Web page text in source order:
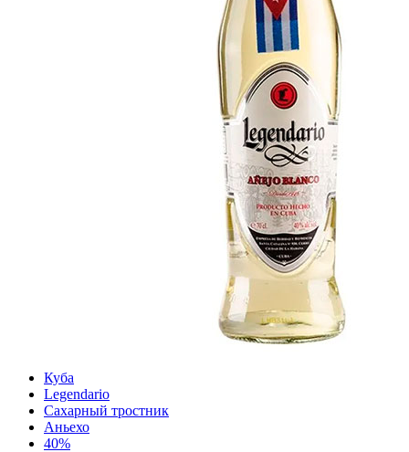
Куба
Legendario
Сахарный тростник
Аньехо
40%